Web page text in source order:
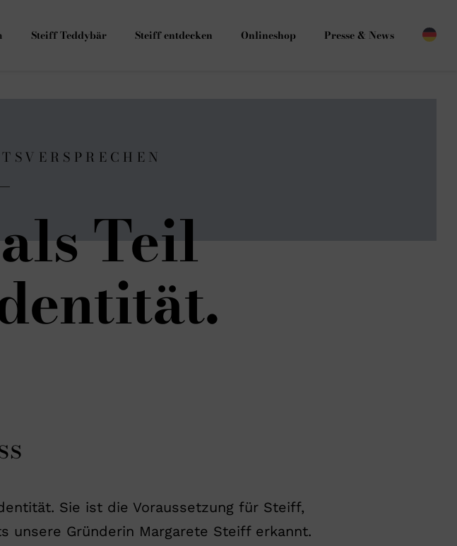
Steiff Teddybär Steiff entdecken Onlineshop Presse & News
Teil
Sie ist die Voraussetzung für Steiff,
unsere Gründerin Margarete Steiff erkannt.